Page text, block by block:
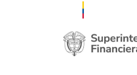
Saltar al contenido principal